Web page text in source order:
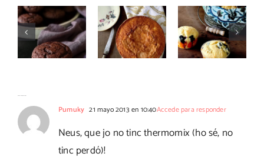
de
chocolate
súper
con nata
con
de mató y
arándanos
con
Pumuky 21 mayo 2013 en 10:40Accede para responder
Neus, que jo no tinc thermomix (ho sé, no
tinc perdó)!